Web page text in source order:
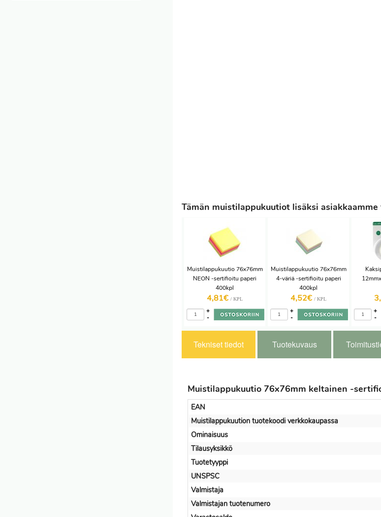
Tämän muistilappukuutiot lisäksi
Muistilappukuutio 76x76mm
NEON -sertifioitu paperi
400kpl
4,81€ / KPL
-
+
Muistilappukuutio 76x76mm
4-väriä -sertifioitu paperi
400kpl
4,52€ / KPL
-
+
-
+
Tekniset tiedot Tuotekuvaus
Muistilappukuutio 76x76mm keltainen -
EAN
Muistilappukuution tuotekoodi verkkokaupassa
Ominaisuus
Tilausyksikkö
Tuotetyyppi
UNSPSC
Valmistaja
Valmistajan tuotenumero